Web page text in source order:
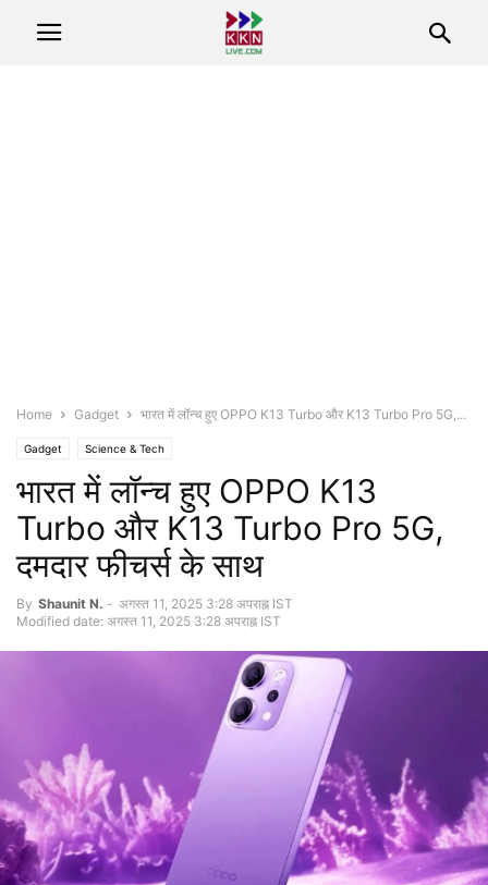
Home Gadget भारत में लॉन्च हुए OPPO K13 Turbo और K13 Turbo Pro 5G,...
Gadget Science & Tech
भारत में लॉन्च हुए OPPO K13
Turbo और K13 Turbo Pro 5G,
दमदार फीचर्स के साथ
By Shaunit N. - अगस्त 11, 2025 3:28 अपराह्न IST
Modified date: अगस्त 11, 2025 3:28 अपराह्न IST